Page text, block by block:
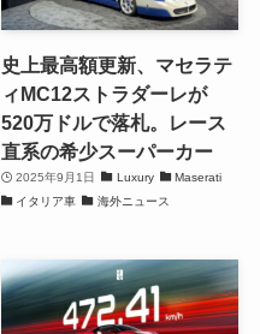
史上最高額更新、マセラテ
ィMC12ストラダーレが
520万ドルで落札。レース
直系の希少スーパーカー
2025年9月1日 Luxury
Maserati
イタリア車
海外ニュース